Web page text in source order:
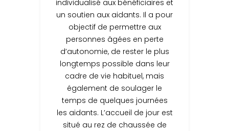
individualisé aux bénéficiaires et
un soutien aux aidants. Il a pour
objectif de permettre aux
personnes âgées en perte
d’autonomie, de rester le plus
longtemps possible dans leur
cadre de vie habituel, mais
également de soulager le
temps de quelques journées
les aidants. L’accueil de jour est
situé au rez de chaussée de